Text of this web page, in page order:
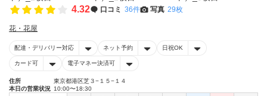
4.32 口コミ 36件 写真 29枚
花・花屋
配達・デリバリー対応 ネット予約 日祝OK
カード可 電子マネー決済可
住所
東京都港区芝３−１５−１４
本日の営業状況 10:00〜18:30